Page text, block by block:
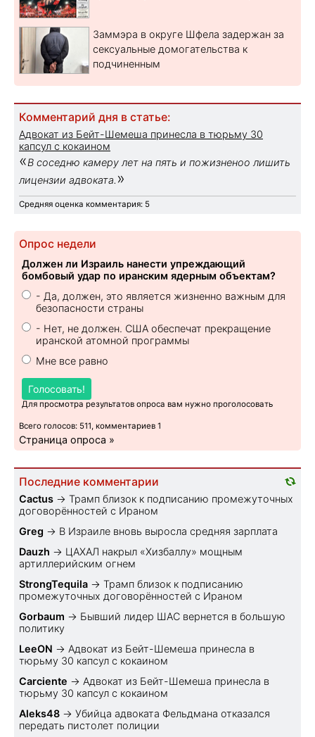
Заммэра в округе Шфела задержан за
сексуальные домогательства к
подчиненным
Комментарий дня в статье:
Адвокат из Бейт-Шемеша принесла в тюрьму 30
капсул с кокаином
«В соседню камеру лет на пять и пожизненоо лишить
лицензии адвоката. »
Средняя оценка комментария: 5
Опрос недели
Должен ли Израиль нанести упреждающий
бомбовый удар по иранским ядерным объектам?
- Да, должен, это является жизненно важным для
безопасности страны
- Нет, не должен. США обеспечат прекращение
иранской атомной программы
Мне все равно
Голосовать!
Для просмотра результатов опроса вам нужно проголосовать
Всего голосов: 511, комментариев 1
Страница опроса »
Последние комментарии
Cactus → Трамп близок к подписанию промежуточных
договорённостей с Ираном
Greg → В Израиле вновь выросла средняя зарплата
Dauzh → ЦАХАЛ накрыл «Хизбаллу» мощным
артиллерийским огнем
StrongTequila → Трамп близок к подписанию
промежуточных договорённостей с Ираном
Gorbaum → Бывший лидер ШАС вернется в большую
политику
LeeON → Адвокат из Бейт-Шемеша принесла в
тюрьму 30 капсул с кокаином
Carciente → Адвокат из Бейт-Шемеша принесла в
тюрьму 30 капсул с кокаином
Aleks48 → Убийца адвоката Фельдмана отказался
передать пистолет полиции